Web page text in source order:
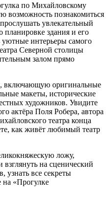
по Михайловскому
возможность познакомиться
увлекательный
планировке здания и его
интерьеры самого
Северной столицы
залом прямо
включающую оригинальные
макеты, исторические
художников. Увидите
актёра Поля Робера, автора
театра конца
как живёт любимый театр
ложу,
взглянуть на сценический
узнать все секреты
на «Прогулке